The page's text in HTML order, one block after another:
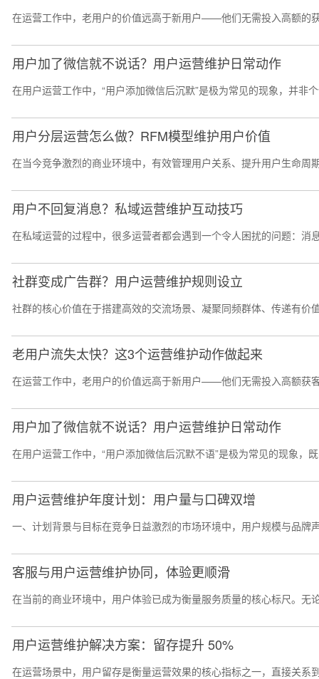
在运营工作中，老用户的价值远高于新用户——他们无需投入高额的
用户加了微信就不说话？用户运营维护日常动作
在用户运营工作中，“用户添加微信后沉默”是极为常见的现象，并
用户分层运营怎么做？RFM模型维护用户价值
在当今竞争激烈的商业环境中，有效管理用户关系、提升用户生命
用户不回复消息？私域运营维护互动技巧
在私域运营的过程中，很多运营者都会遇到一个令人困扰的问题：
社群变成广告群？用户运营维护规则设立
社群的核心价值在于搭建高效的交流场景、凝聚同频群体、传递有
老用户流失太快？这3个运营维护动作做起来
在运营工作中，老用户的价值远高于新用户——他们无需投入高额获
用户加了微信就不说话？用户运营维护日常动作
在用户运营工作中，“用户添加微信后沉默不语”是极为常见的现象
用户运营维护年度计划：用户量与口碑双增
一、计划背景与目标在竞争日益激烈的市场环境中，用户规模与品
客服与用户运营维护协同，体验更顺滑
在当前的商业环境中，用户体验已成为衡量服务质量的核心标尺。
用户运营维护解决方案：留存提升 50%
在运营场景中，用户留存是衡量运营效果的核心指标之一，直接关